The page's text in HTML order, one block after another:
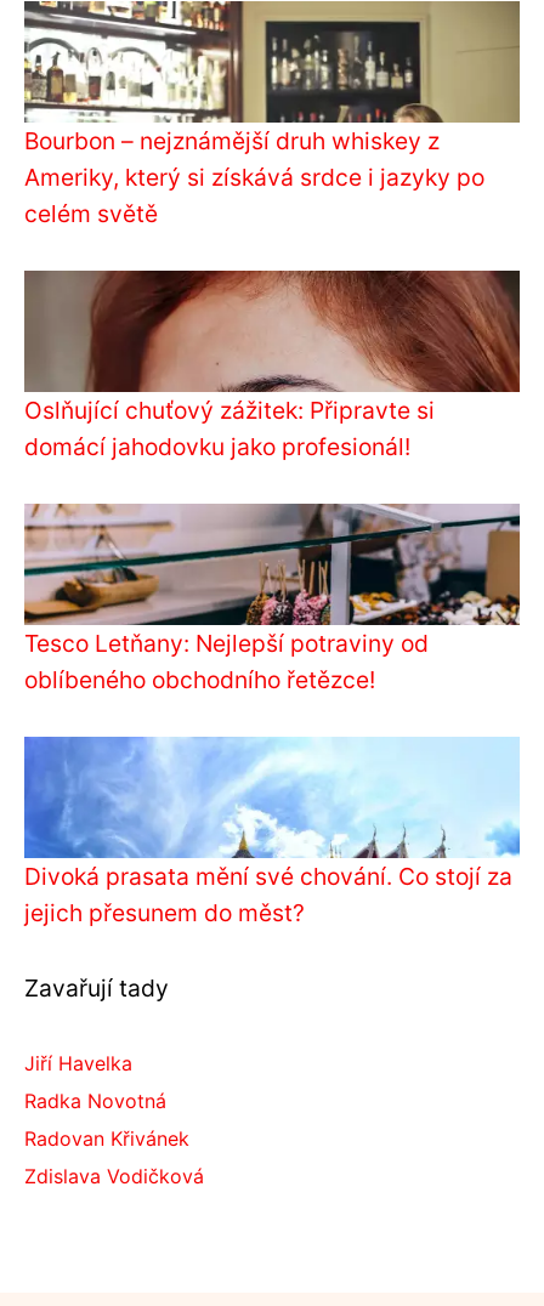
Bourbon – nejznámější druh whiskey z
Ameriky, který si získává srdce i jazyky po
celém světě
Oslňující chuťový zážitek: Připravte si
domácí jahodovku jako profesionál!
Tesco Letňany: Nejlepší potraviny od
oblíbeného obchodního řetězce!
Divoká prasata mění své chování. Co stojí za
jejich přesunem do měst?
Zavařují tady
Jiří Havelka
Radka Novotná
Radovan Křivánek
Zdislava Vodičková